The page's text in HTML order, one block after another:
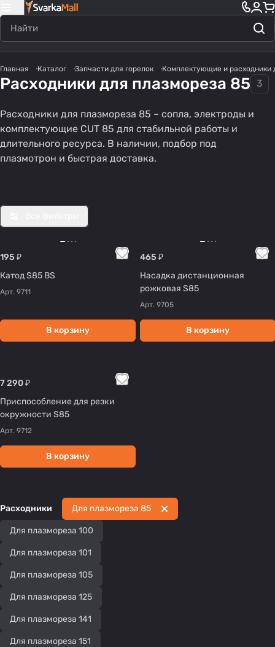
Главная Каталог Запчасти для горелок Комплектующие и расходники
Расходники для плазмореза 85 3
Расходники для плазмореза 85 – сопла, электроды и
комплектующие CUT 85 для стабильной работы и
длительного ресурса. В наличии, подбор под
плазмотрон и быстрая доставка.
Насад
ка
защит
165
товаров
Дифф
узоры
(CUT)
75
товаров
Катод
ы
(CUT)
76
Проч
ее
Сопла
195 ₽
Катод S85 BS
Арт. 9711
В корзину
465 ₽
Насадка дистанционная
рожковая S85
Арт. 9705
В корзину
7 290 ₽
Приспособление для резки
окружности S85
Арт. 9712
В корзину
Расходники
Для плазмореза 100
Для плазмореза 101
Для плазмореза 105
Для плазмореза 125
Для плазмореза 141
Для плазмореза 151
Для плазмореза 85